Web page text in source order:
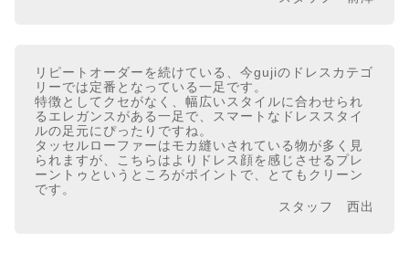
リピートオーダーを続けている、今gujiのドレスカテゴ
リーでは定番となっている一足です。
特徴としてクセがなく、幅広いスタイルに合わせられ
るエレガンスがある一足で、スマートなドレススタイ
ルの足元にぴったりですね。
タッセルローファーはモカ縫いされている物が多く見
られますが、こちらはよりドレス顔を感じさせるプレ
ーントゥというところがポイントで、とてもクリーン
です。
スタッフ 西出